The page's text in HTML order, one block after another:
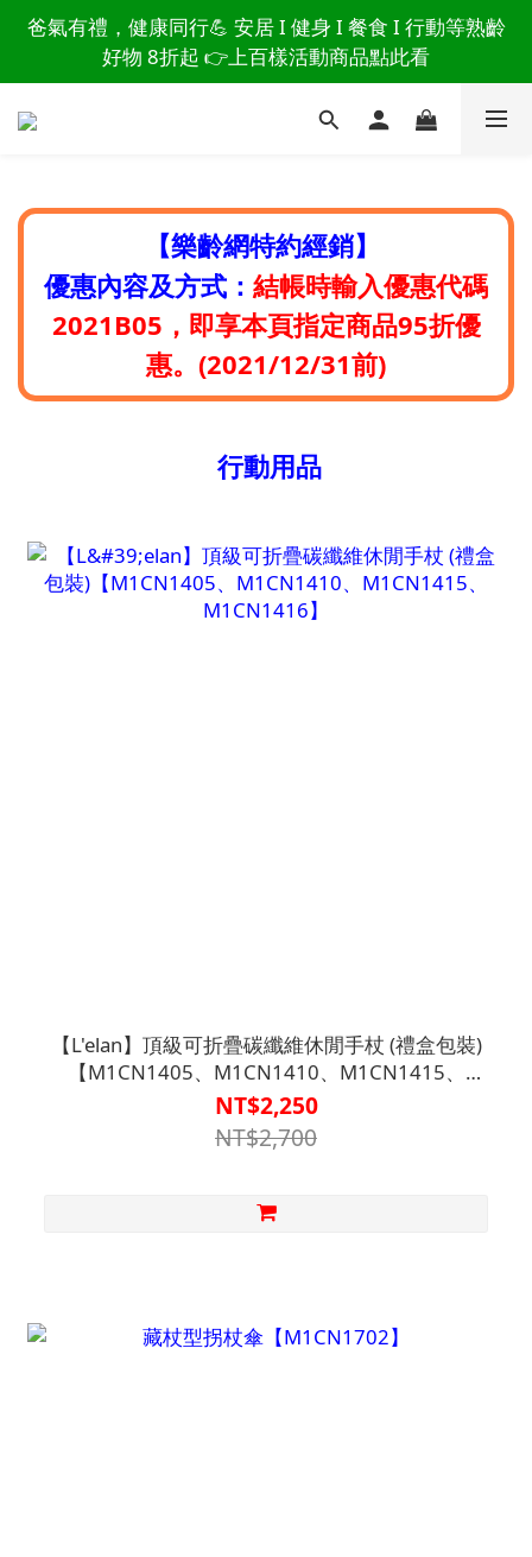
讀懂爸爸總說「不用買」的堅強 👉 3大生活貼心巧
思，找回他的生活主導權
爸氣有禮，健康同行💪 安居 I 健身 I 餐食 I 行動等熟齡
好物 8折起 👉上百樣活動商品點此看
讀懂爸爸總說「不用買」的堅強 👉 3大生活貼心巧
思，找回他的生活主導權
【樂齡網特約經銷】
優惠內容及方式： 結帳時輸入優惠代碼
2021B05，即享本頁指定商品95折優
惠。(2021/12/31前)
行動用品
【L'elan】頂級可折疊碳纖維休閒手杖 (禮盒包裝)
【M1CN1405、M1CN1410、M1CN1415、
M1CN1416】
NT$2,250
NT$2,700